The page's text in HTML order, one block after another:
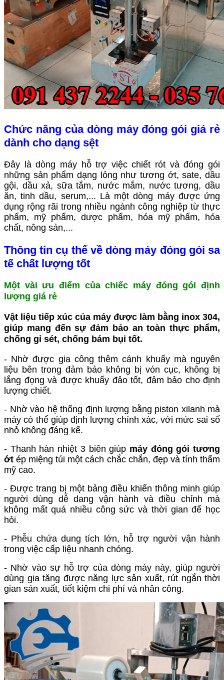
Chức năng của dòng máy đóng gói giá rẻ
dành cho dạng sệt
Đây là dòng máy hỗ trợ việc chiết rót và đóng gói
những sản phẩm dạng lỏng như tương ớt, sate, dầu
gội, dầu xả, sữa tắm, nước mắm, nước tương, dầu
ăn, tinh dầu, serum,... Là một dòng máy được ứng
dụng rộng rãi trong nhiều ngành công nghiệp từ thực
phẩm, mỹ phẩm, dược phẩm, hóa mỹ phẩm, hóa
chất, nông sản,...
Thông tin cụ thể về dòng máy đóng gói sa
tế chất lượng tốt
Một vài ưu điểm của chiếc máy đóng gói định
lượng giá rẻ
Vật liệu tiếp xúc của máy được làm bằng inox 304,
giúp mang đến sự đảm bảo an toàn thực phẩm,
chống gỉ sét, chống bám bụi tốt.
- Nhờ được gia công thêm cánh khuấy mà nguyên
liệu bên trong đảm bảo không bị vón cục, không bị
lắng đọng và được khuấy đảo tốt, đảm bảo cho định
lượng chiết.
- Nhờ vào hệ thống định lượng bằng piston xilanh mà
máy có thể giúp định lượng chính xác, với mức sai số
nhỏ không đáng kể.
- Thanh hàn nhiệt 3 biên giúp máy đóng gói tương
ớt ép miệng túi một cách chắc chắn, đẹp và tính thẩm
mỹ cao.
- Được trang bị một bảng điều khiển thông minh giúp
người dùng dễ dang vận hành và điều chỉnh mà
không mất quá nhiều công sức và thời gian để học
hỏi.
- Phễu chứa dung tích lớn, hỗ trợ người vận hành
trong việc cấp liệu nhanh chóng.
- Nhờ vào sự hỗ trợ của dòng máy này, giúp người
dùng gia tăng được năng lực sản xuất, rút ngắn thời
gian sản xuất, tiết kiệm chi phí và nhân công.